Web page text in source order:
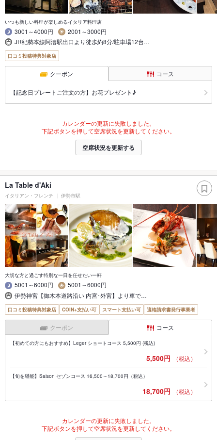
いつも新しい料理が楽しめるイタリア料理店
3001～4000円
2001～3000円
JR紀勢本線阿漕駅出口より徒歩約8分/駐車場12台…
口コミ投稿特典対象店
クーポン コース
【記念日プレートご注文の方】お花プレゼント♪
カレンダーの更新に失敗しました。
下記ボタンを押して空席状況を更新してください。
空席状況を更新する
La Table d'Aki
イタリアン・フレンチ 伊勢市駅
大切な方と過ごす特別な一日を任せたい一軒
5001～6000円
5001～6000円
伊勢神宮【御木本道路沿い 内宮･外宮】より車で…
口コミ投稿特典対象店 COIN+支払い可 スマート支払い可 適格請求書発行事業者
クーポン コース
【初めての方にもおすすめ】Leger ショートコース 5,500円 (税込)
5,500円 （税込）
【旬を堪能】Saison セゾンコース 16,500～18,700円（税込）
18,700円 （税込）
カレンダーの更新に失敗しました。
下記ボタンを押して空席状況を更新してください。